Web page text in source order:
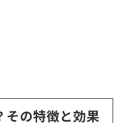
その特徴と効果